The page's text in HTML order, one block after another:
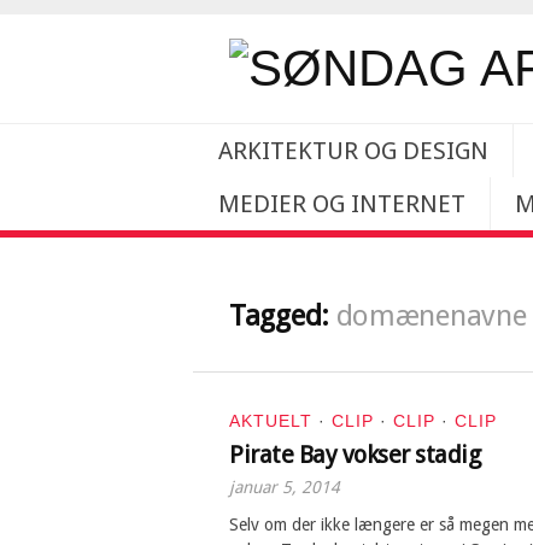
ARKITEKTUR OG DESIGN
MEDIER OG INTERNET
Tagged: domænenavne
AKTUELT · CLIP · CLIP · CLIP
Pirate Bay vokser stadig
januar 5, 2014
Selv om der ikke længere er så megen